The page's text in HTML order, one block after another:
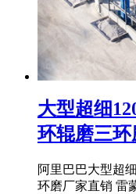
大型超细
环辊磨三环
阿里巴巴大型超
环磨厂家直销 雷